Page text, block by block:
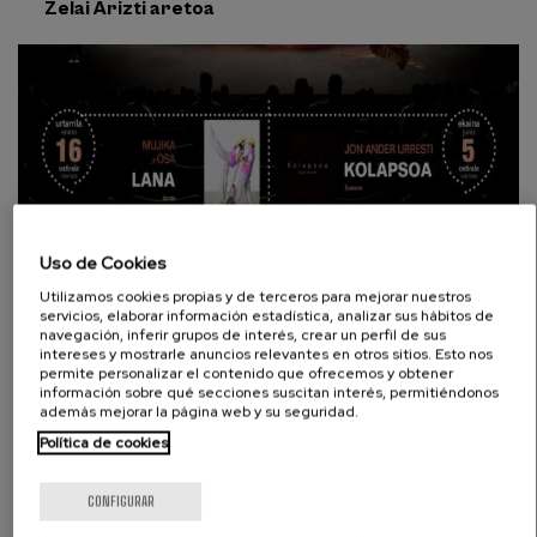
Zelai Arizti aretoa
IKUSKIZUN ESZENIKOAK
Uso de Cookies
Utilizamos cookies propias y de terceros para mejorar nuestros
servicios, elaborar información estadística, analizar sus hábitos de
navegación, inferir grupos de interés, crear un perfil de sus
intereses y mostrarle anuncios relevantes en otros sitios. Esto nos
permite personalizar el contenido que ofrecemos y obtener
información sobre qué secciones suscitan interés, permitiéndonos
además mejorar la página web y su seguridad.
Política de cookies
CONFIGURAR